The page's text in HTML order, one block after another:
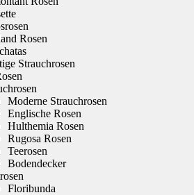
Rosen
Strauchrosen
Moderne Strauchrosen
Englische Rosen
Hulthemia Rosen
Rugosa Rosen
Teerosen
Bodendecker
Floribunda